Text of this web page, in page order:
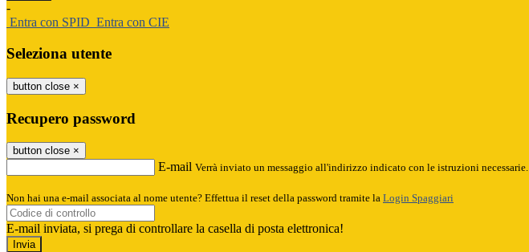
-
Entra con SPID Entra con CIE
Seleziona utente
button close ×
Recupero password
button close ×
E-mail Verrà inviato un messaggio all'indirizzo indicato con le istruzioni necessarie.
Non hai una e-mail associata al nome utente? Effettua il reset della password tramite la Login Spaggiari
E-mail inviata, si prega di controllare la casella di posta elettronica!